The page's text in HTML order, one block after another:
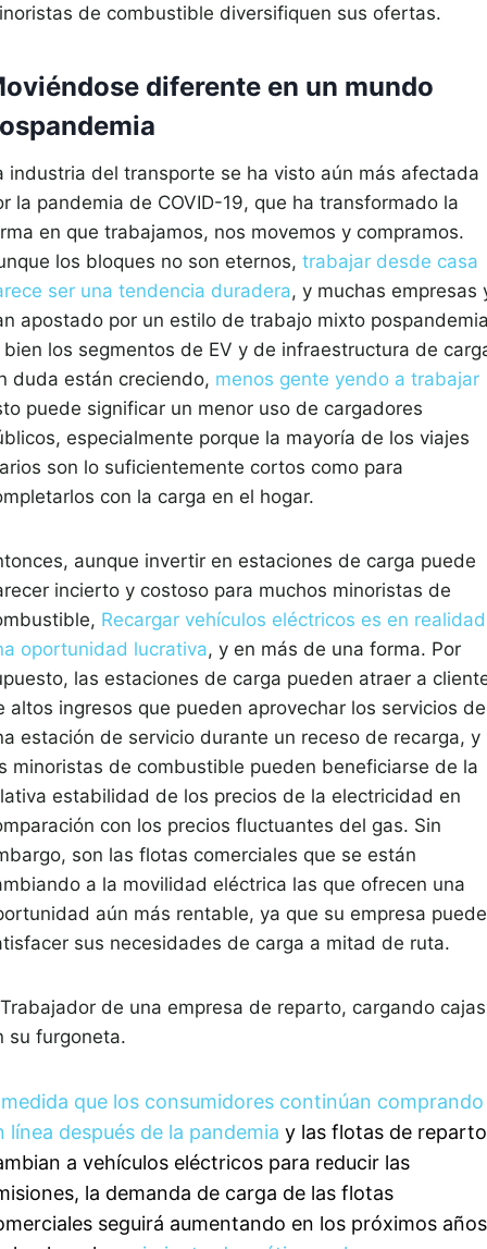
de combustible diversifiquen sus ofertas.
diferente en un mundo
industria del transporte se ha visto aún más afectada
la pandemia de COVID-19, que ha transformado la
en que trabajamos, nos movemos y compramos.
los bloques no son eternos, trabajar desde casa
ser una tendencia duradera, y muchas empresas
apostado por un estilo de trabajo mixto
bien los segmentos de EV y de infraestructura de
duda están creciendo, menos gente yendo a trabajar
puede significar un menor uso de cargadores
especialmente porque la mayoría de los viajes
son lo suficientemente cortos como para
con la carga en el hogar.
aunque invertir en estaciones de carga puede
incierto y costoso para muchos minoristas de
Recargar vehículos eléctricos es en realidad
oportunidad lucrativa, y en más de una forma. Por
las estaciones de carga pueden atraer a
altos ingresos que pueden aprovechar los servicios de
estación de servicio durante un receso de recarga, y
minoristas de combustible pueden beneficiarse de la
estabilidad de los precios de la electricidad en
con los precios fluctuantes del gas. Sin
son las flotas comerciales que se están
a la movilidad eléctrica las que ofrecen una
aún más rentable, ya que su empresa puede
sus necesidades de carga a mitad de ruta.
que los consumidores continúan comprando
línea después de la pandemia y las flotas de reparto
a vehículos eléctricos para reducir las
la demanda de carga de las flotas
seguirá aumentando en los próximos